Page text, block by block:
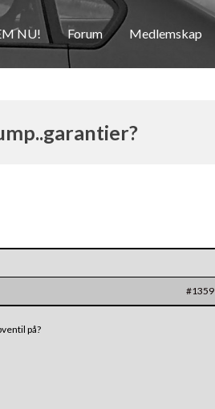
NU! Forum Medlemskap
#1359
på?